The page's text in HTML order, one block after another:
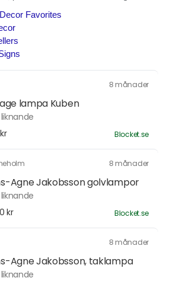
8 månader
lampa Kuben
Blocket.se
8 månader
Agne Jakobsson golvlampor
kr
Blocket.se
8 månader
Agne Jakobsson, taklampa